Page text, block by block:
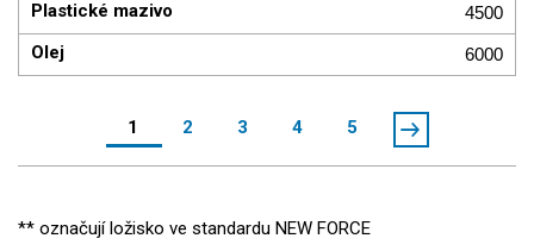
4500
6000
1 2 3 4 5
** označují ložisko ve standardu NEW FORCE